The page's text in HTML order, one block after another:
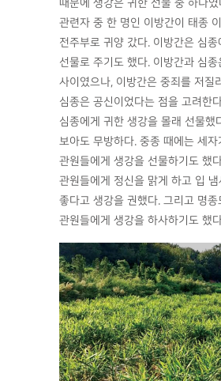
때문에 생강은 귀한 선물 중 하나였
관련자 중 한 명인 이방간이 태종
전주부로 귀양 갔다. 이방간은 심
선물로 주기도 했다. 이방간과 심
사이였으나, 이방간은 중죄를 저질
심종은 공신이었다는 점을 고려한
심종에게 귀한 생강을 몰래 선물했
보아도 무방하다. 중종 때에는 세자
관원들에게 생강을 선물하기도 했
관원들에게 정신을 맑게 하고 입 냄
좋다고 생강을 권했다. 그리고 명종
관원들에게 생강을 하사하기도 했